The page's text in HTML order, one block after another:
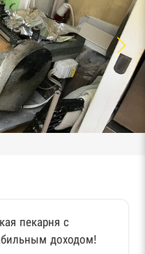
пекарня с
доходом!